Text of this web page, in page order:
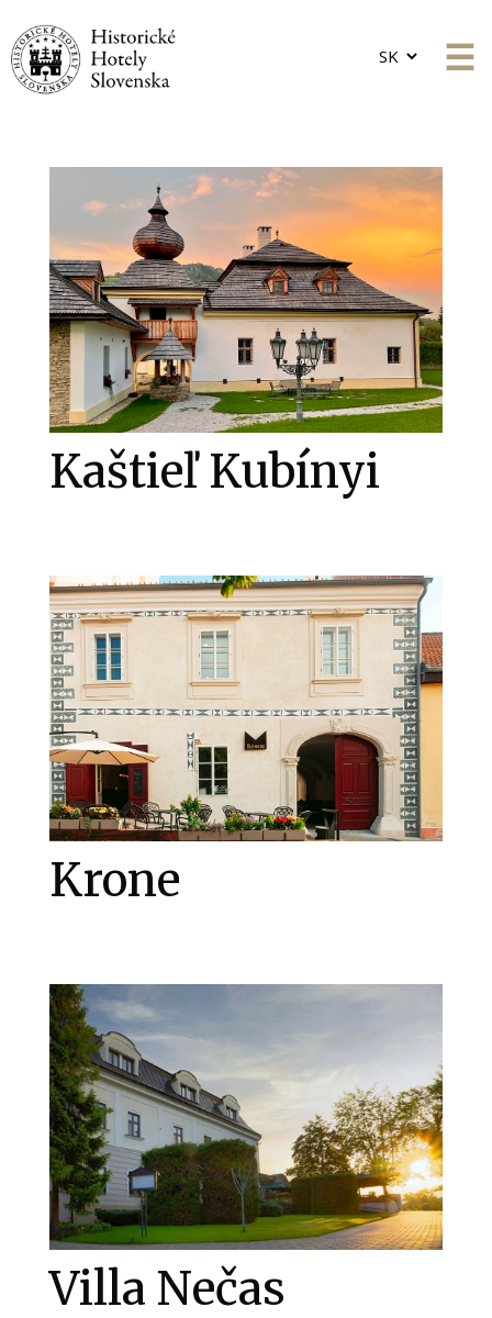
Choose
Kaštieľ Kubínyi
Krone
Villa Nečas